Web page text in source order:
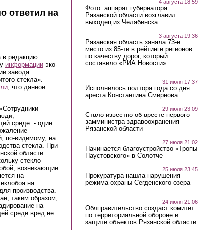
ответил на
в редакцию
информации эко-
завода
стекла».
, что данное
среде - один
по-видимому, на
стекла. При
области
стекло
возникающие
на
на
производства.
таким образом,
на
среде вред не
4 августа 18:59
Фото: аппарат губернатора
Рязанской области возглавил
выходец из Челябинска
3 августа 19:36
Рязанская область заняла 73-е
место из 85-ти в рейтинге регионов
по качеству дорог, который
составило «РИА Новости»
31 июля 17:37
Исполнилось полтора года со дня
ареста Константина Смирнова
29 июля 23:09
Стало известно об аресте первого
замминистра здравоохранения
Рязанской области
27 июля 21:02
Начинается благоустройство «Тропы
Паустовского» в Солотче
25 июля 23:45
Прокуратура нашла нарушения
режима охраны Сегденского озера
24 июля 21:06
Облправительство создаст комитет
по территориальной обороне и
защите объектов Рязанской области